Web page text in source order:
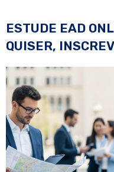
ESTUDE EAD
QUISER,